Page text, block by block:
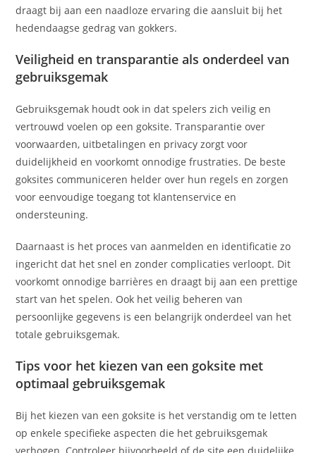
draagt bij aan een naadloze ervaring die aansluit bij het
hedendaagse gedrag van gokkers.
Veiligheid en transparantie als onderdeel van
gebruiksgemak
Gebruiksgemak houdt ook in dat spelers zich veilig en
vertrouwd voelen op een goksite. Transparantie over
voorwaarden, uitbetalingen en privacy zorgt voor
duidelijkheid en voorkomt onnodige frustraties. De beste
goksites communiceren helder over hun regels en zorgen
voor eenvoudige toegang tot klantenservice en
ondersteuning.
Daarnaast is het proces van aanmelden en identificatie zo
ingericht dat het snel en zonder complicaties verloopt. Dit
voorkomt onnodige barrières en draagt bij aan een prettige
start van het spelen. Ook het veilig beheren van
persoonlijke gegevens is een belangrijk onderdeel van het
totale gebruiksgemak.
Tips voor het kiezen van een goksite met
optimaal gebruiksgemak
Bij het kiezen van een goksite is het verstandig om te letten
op enkele specifieke aspecten die het gebruiksgemak